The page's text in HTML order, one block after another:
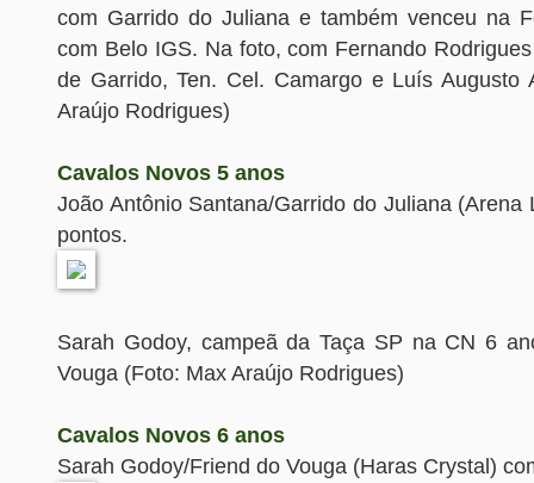
com Garrido do Juliana e também venceu na
com Belo IGS. Na foto, com Fernando
de Garrido, Ten. Cel. Camargo e Luís Augusto
Araújo Rodrigues)
Cavalos Novos 5 anos
João Antônio Santana/Garrido do Juliana (Arena
pontos.
Sarah Godoy, campeã da Taça SP na CN 6
Vouga (Foto: Max Araújo Rodrigues)
Cavalos Novos 6 anos
Sarah Godoy/Friend do Vouga (Haras Crystal)